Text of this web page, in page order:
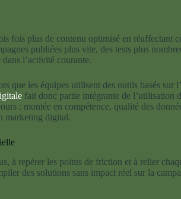
fois plus de contenu optimisé en réaffectant
publiées plus vite, des tests plus
l’activité courante.
que les équipes utilisent des outils basés sur
fait donc partie intégrante de l’utilisation
: montée en compétence, qualité des
marketing digital.
à repérer les points de friction et à relier
des solutions sans impact réel sur la